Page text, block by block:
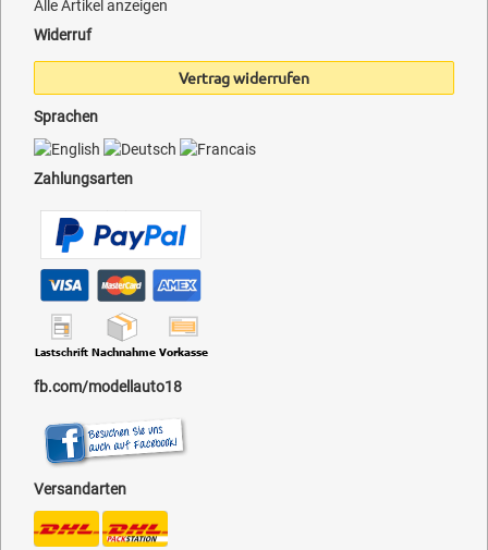
Alle Artikel anzeigen
Widerruf
Vertrag widerrufen
Sprachen
Zahlungsarten
fb.com/modellauto18
Versandarten